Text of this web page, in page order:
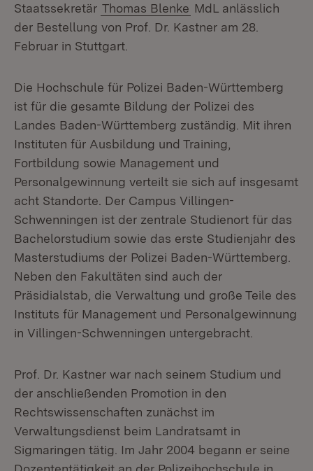
Staatssekretär Thomas Blenke MdL anlässlich
der Bestellung von Prof. Dr. Kastner am 28.
Februar in Stuttgart.
Die Hochschule für Polizei Baden-Württemberg
ist für die gesamte Bildung der Polizei des
Landes Baden-Württemberg zuständig. Mit ihren
Instituten für Ausbildung und Training,
Fortbildung sowie Management und
Personalgewinnung verteilt sie sich auf insgesamt
acht Standorte. Der Campus Villingen-
Schwenningen ist der zentrale Studienort für das
Bachelorstudium sowie das erste Studienjahr des
Masterstudiums der Polizei Baden-Württemberg.
Neben den Fakultäten sind auch der
Präsidialstab, die Verwaltung und große Teile des
Instituts für Management und Personalgewinnung
in Villingen-Schwenningen untergebracht.
Prof. Dr. Kastner war nach seinem Studium und
der anschließenden Promotion in den
Rechtswissenschaften zunächst im
Verwaltungsdienst beim Landratsamt in
Sigmaringen tätig. Im Jahr 2004 begann er seine